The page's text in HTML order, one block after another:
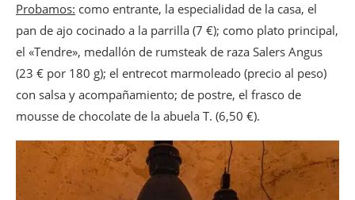
Probamos: como entrante, la especialidad de la casa, el
pan de ajo cocinado a la parrilla (7 €); como plato principal,
el «Tendre», medallón de rumsteak de raza Salers Angus
(23 € por 180 g); el entrecot marmoleado (precio al peso)
con salsa y acompañamiento; de postre, el frasco de
mousse de chocolate de la abuela T. (6,50 €).